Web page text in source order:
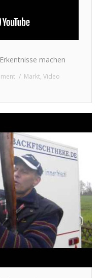
machen
Markt, Video